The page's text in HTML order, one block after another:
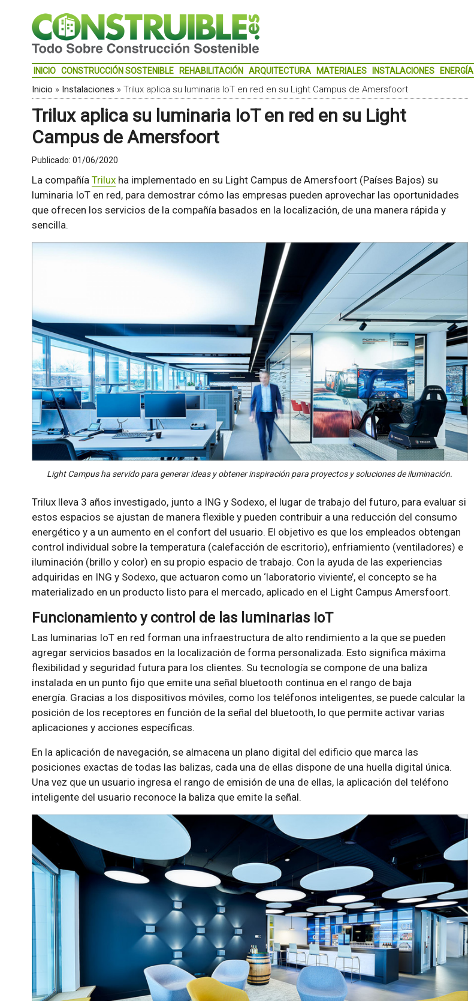
INICIO CONSTRUCCIÓN SOSTENIBLE REHABILITACIÓN ARQUITECTURA MATERIALES INSTALACIONES ENERGÍA
Inicio » Instalaciones » Trilux aplica su luminaria IoT en red en su Light Campus de Amersfoort
Trilux aplica su luminaria IoT en red en su Light
Campus de Amersfoort
Publicado: 01/06/2020
La compañía Triluxha implementado en su Light Campus de Amersfoort (Países Bajos) su
luminaria IoT en red, para demostrar cómo las empresas pueden aprovechar las oportunidades
que ofrecen los servicios de la compañía basados en la localización, de una manera rápida y
sencilla.
Light Campus ha servido para generar ideas y obtener inspiración para proyectos y soluciones de iluminación.
Trilux lleva 3 años investigado, junto a ING y Sodexo, el lugar de trabajo del futuro, para evaluar si
estos espacios se ajustan de manera flexible y pueden contribuir a una reducción del consumo
energético y a un aumento en el confort del usuario. El objetivo es que los empleados obtengan
control individual sobre la temperatura (calefacción de escritorio), enfriamiento (ventiladores) e
iluminación (brillo y color) en su propio espacio de trabajo. Con la ayuda de las experiencias
adquiridas en ING y Sodexo, que actuaron como un ‘laboratorio viviente’, el concepto se ha
materializado en un producto listo para el mercado, aplicado en el Light Campus Amersfoort.
Funcionamiento y control de las luminarias IoT
Las luminarias IoT en red forman una infraestructura de alto rendimiento a la que se pueden
agregar servicios basados en la localización de forma personalizada. Esto significa máxima
flexibilidad y seguridad futura para los clientes. Su tecnología se compone de una baliza
instalada en un punto fijo que emite una señal bluetooth continua en el rango de baja
energía. Gracias a los dispositivos móviles, como los teléfonos inteligentes, se puede calcular la
posición de los receptores en función de la señal del bluetooth, lo que permite activar varias
aplicaciones y acciones específicas.
En la aplicación de navegación, se almacena un plano digital del edificio que marca las
posiciones exactas de todas las balizas, cada una de ellas dispone de una huella digital única.
Una vez que un usuario ingresa el rango de emisión de una de ellas, la aplicación del teléfono
inteligente del usuario reconoce la baliza que emite la señal.